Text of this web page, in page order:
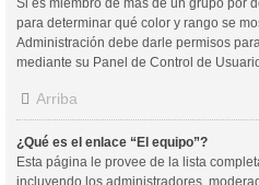
Si es miembro de más de un grupo por
para determinar qué color y rango se
Administración debe darle permisos
mediante su Panel de Control de
Arriba
¿Qué es el enlace “El equipo”?
Esta página le provee de la lista
incluyendo los administradores,